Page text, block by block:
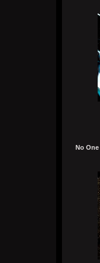
а
Ну
лига
No